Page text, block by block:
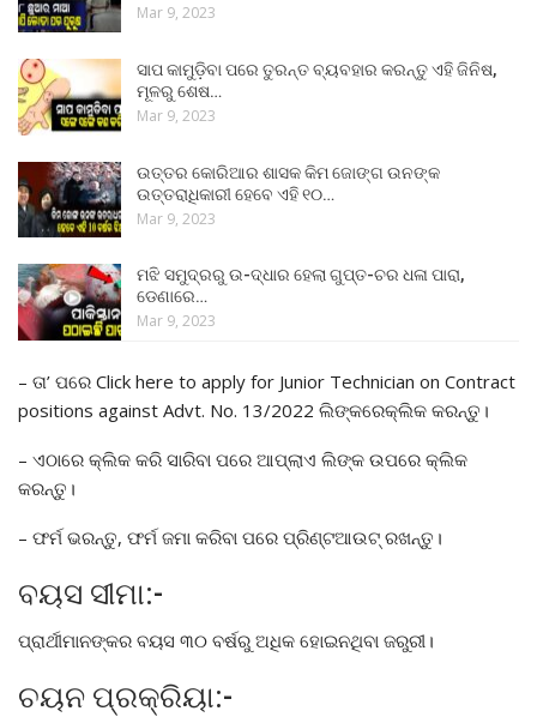
Mar 9, 2023
ସାପ କାମୁଡ଼ିବା ପରେ ତୁରନ୍ତ ବ୍ୟବହାର କରନ୍ତୁ ଏହି ଜିନିଷ,
ମୂଳରୁ ଶେଷ…
Mar 9, 2023
ଉତ୍ତର କୋରିଆର ଶାସକ କିମ ଜୋଙ୍ଗ ଉନଙ୍କ
ଉତ୍ତରାଧିକାରୀ ହେବେ ଏହି ୧୦…
Mar 9, 2023
ମଝି ସମୁଦ୍ରରୁ ଉ-ଦ୍ଧାର ହେଲା ଗୁପ୍ତ-ଚର ଧଳା ପାରା,
ଡେଣାରେ…
Mar 9, 2023
– ତା’ ପରେ Click here to apply for Junior Technician on Contract
positions against Advt. No. 13/2022 ଲିଙ୍କରେକ୍ଲିକ କରନ୍ତୁ।
– ଏଠାରେ କ୍ଲିକ କରି ସାରିବା ପରେ ଆପ୍ଲାଏ ଲିଙ୍କ ଉପରେ କ୍ଲିକ
କରନ୍ତୁ।
– ଫର୍ମ ଭରନ୍ତୁ, ଫର୍ମ ଜମା କରିବା ପରେ ପ୍ରିଣ୍ଟଆଉଟ୍‌ ରଖନ୍ତୁ।
ବୟସ ସୀମା:-
ପ୍ରାର୍ଥୀମାନଙ୍କର ବୟସ ୩୦ ବର୍ଷରୁ ଅଧିକ ହୋଇନଥିବା ଜରୁରୀ।
ଚୟନ ପ୍ରକ୍ରିୟା:-